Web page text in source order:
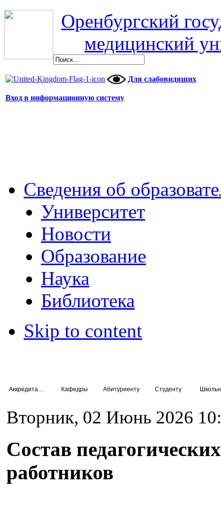
Оренбургский
медицинский
Для слабовидящих
Вход в информационную систему
Сведения об
Университет
Новости
Образование
Наука
Библиотека
Skip to content
Кафедры Абитуриенту Студенту
Вторник, 02 Июнь 2026
Состав педагогических
работников